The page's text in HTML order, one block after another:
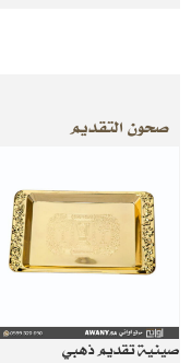
صحون التقديم
صينية تقديم ذهبي